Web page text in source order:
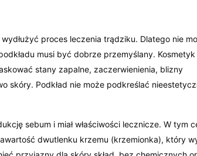
proces leczenia trądziku. Dlatego nie
musi być dobrze przemyślany. Kosmetyk
stany zapalne, zaczerwienienia, blizny
skóry. Podkład nie może podkreślać
sebum i miał właściwości lecznicze. W tym
dwutlenku krzemu (krzemionka), który